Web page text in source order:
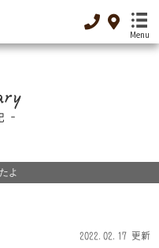
Menu
よ
2022.02.17 更新